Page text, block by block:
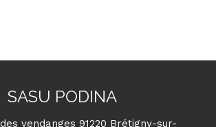
SASU PODINA
vendanges 91220 Brétigny-sur-